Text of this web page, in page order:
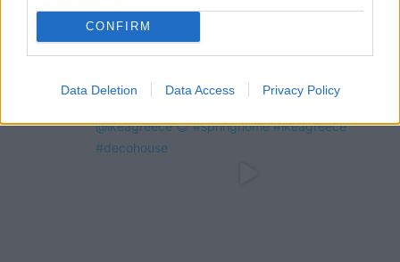
CONFIRM
Data Deletion Data Access Privacy Policy